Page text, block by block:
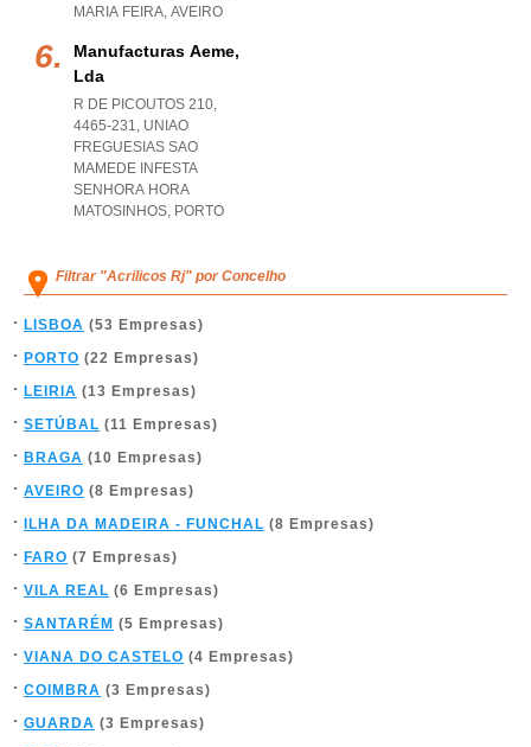
MARIA FEIRA, AVEIRO
Manufacturas Aeme,
Lda
R DE PICOUTOS 210,
4465-231, UNIAO
FREGUESIAS SAO
MAMEDE INFESTA
SENHORA HORA
MATOSINHOS, PORTO
Filtrar "Acrilicos Rj" por Concelho
LISBOA (53 Empresas)
PORTO (22 Empresas)
LEIRIA (13 Empresas)
SETÚBAL (11 Empresas)
BRAGA (10 Empresas)
AVEIRO (8 Empresas)
ILHA DA MADEIRA - FUNCHAL (8 Empresas)
FARO (7 Empresas)
VILA REAL (6 Empresas)
SANTARÉM (5 Empresas)
VIANA DO CASTELO (4 Empresas)
COIMBRA (3 Empresas)
GUARDA (3 Empresas)